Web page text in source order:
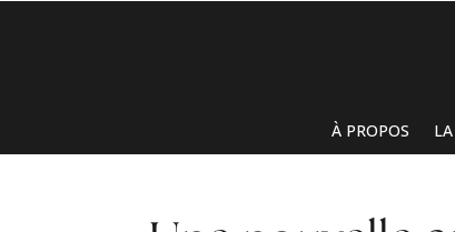
À PROPOS